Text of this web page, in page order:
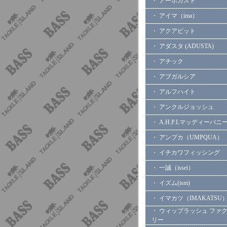
・ アイマ（ima）
・ アクアビット
・ アダスタ (ADUSTA)
・ アチック
・ アブガルシア
・ アルフハイト
・ アンクルジョッシュ
・ A.H.P.Lマッディーバニー
・ アンプカ（UMPQUA）
・ イチカワフィッシング
・ 一誠（issei）
・ イズム(ism)
・ イマカツ（IMAKATSU）
・ ウィップラッシュ ファ
リー